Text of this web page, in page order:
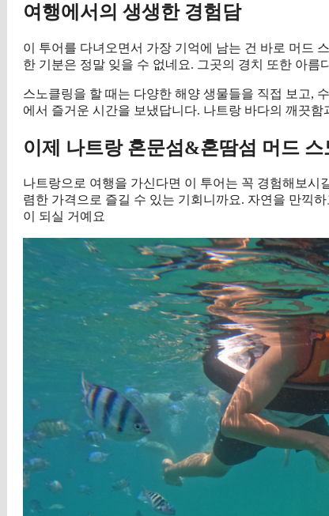
여행에서의 생생한 경험담
이 투어를 다녀오면서 가장 기억에 남는 건 바로 머드
한 기분은 정말 잊을 수 없네요. 그곳의 경치 또한 아름
스노클링을 할 때는 다양한 해양 생물들을 직접 보고,
에서 즐거운 시간을 보냈답니다. 나트랑 바다의 깨끗
이제 나트랑 혼문섬&혼땀섬 머드 스
나트랑으로 여행을 가신다면 이 투어는 꼭 경험해보시
렴한 가격으로 즐길 수 있는 기회니까요. 자연을 만끽
이 되실 거예요